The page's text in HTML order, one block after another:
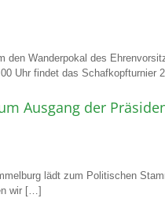
den Wanderpokal des
Uhr findet das Schafkopfturnier
Ausgang der
lädt zum Politischen
wir […]